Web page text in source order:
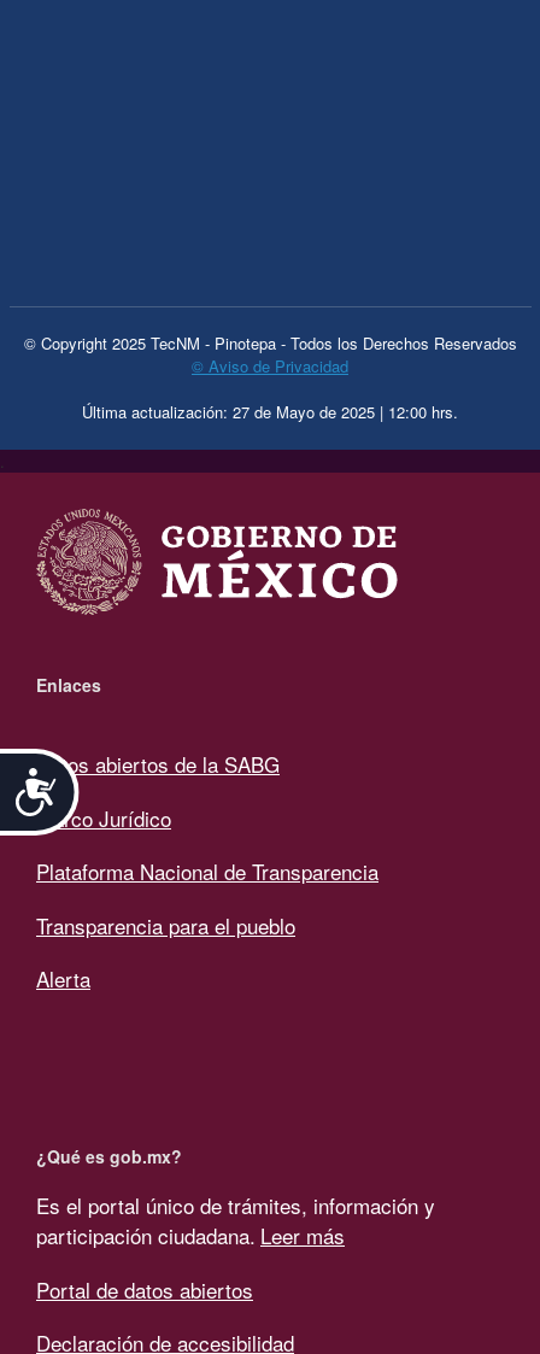
Accesibilidad
© Copyright 2025 TecNM - Pinotepa - Todos los Derechos Reservados
© Aviso de Privacidad
Última actualización: 27 de Mayo de 2025 | 12:00 hrs.
.
Enlaces
Datos abiertos de la SABG
Marco Jurídico
Plataforma Nacional de Transparencia
Transparencia para el pueblo
Alerta
¿Qué es gob.mx?
Es el portal único de trámites, información y
participación ciudadana. Leer más
Portal de datos abiertos
Declaración de accesibilidad